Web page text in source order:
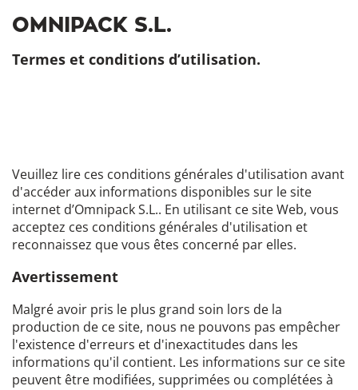
OMNIPACK S.L.
Termes et conditions d’utilisation.
Veuillez lire ces conditions générales d'utilisation avant
d'accéder aux informations disponibles sur le site
internet d’Omnipack S.L.. En utilisant ce site Web, vous
acceptez ces conditions générales d'utilisation et
reconnaissez que vous êtes concerné par elles.
Avertissement
Malgré avoir pris le plus grand soin lors de la
production de ce site, nous ne pouvons pas empêcher
l'existence d'erreurs et d'inexactitudes dans les
informations qu'il contient. Les informations sur ce site
peuvent être modifiées, supprimées ou complétées à